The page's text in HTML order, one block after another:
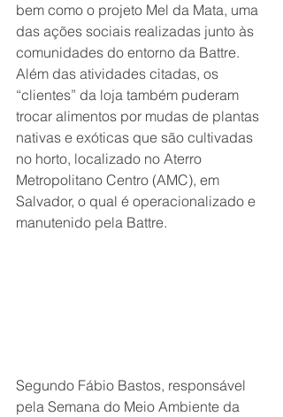
bem como o projeto Mel da Mata, uma
das ações sociais realizadas junto às
comunidades do entorno da Battre.
Além das atividades citadas, os
“clientes” da loja também puderam
trocar alimentos por mudas de plantas
nativas e exóticas que são cultivadas
no horto, localizado no Aterro
Metropolitano Centro (AMC), em
Salvador, o qual é operacionalizado e
manutenido pela Battre.
Segundo Fábio Bastos, responsável
pela Semana do Meio Ambiente da